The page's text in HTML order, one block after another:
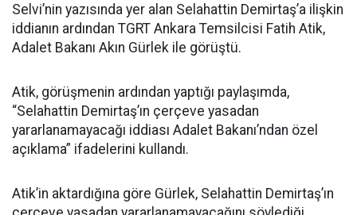
Selvi’nin yazısında yer alan Selahattin Demirtaş’a ilişkin
iddianın ardından TGRT Ankara Temsilcisi Fatih Atik,
Adalet Bakanı Akın Gürlek ile görüştü.
Atik, görüşmenin ardından yaptığı paylaşımda,
“Selahattin Demirtaş’ın çerçeve yasadan
yararlanamayacağı iddiası Adalet Bakanı’ndan özel
açıklama” ifadelerini kullandı.
Atik’in aktardığına göre Gürlek, Selahattin Demirtaş’ın